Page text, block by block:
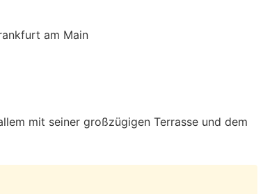
mit seiner großzügigen Terrasse und dem